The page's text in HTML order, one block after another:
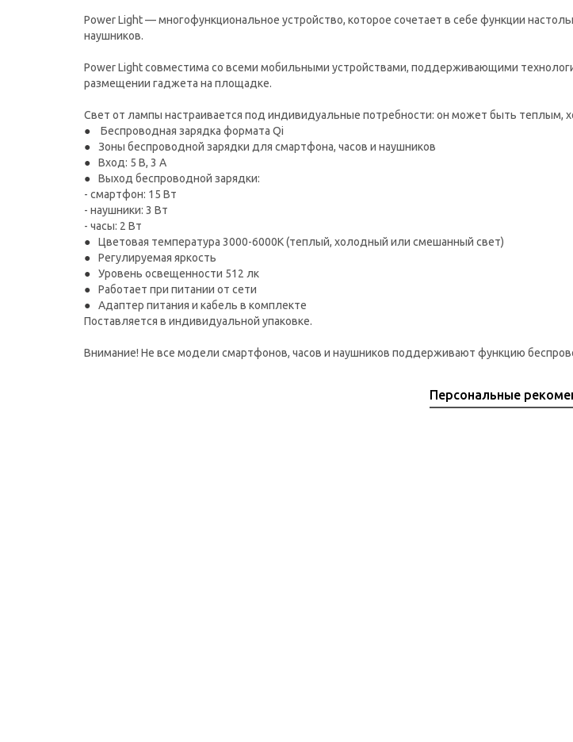
Power Light — многофункциональное устройство, которое сочетает в себе функции
наушников.
Power Light совместима со всеми мобильными устройствами, поддерживающими
размещении гаджета на площадке.
Свет от лампы настраивается под индивидуальные потребности: он может быть
Беспроводная зарядка формата Qi
Зоны беспроводной зарядки для смартфона, часов и наушников
Вход: 5 В, 3 A
Выход беспроводной зарядки:
- смартфон: 15 Вт
- наушники: 3 Вт
- часы: 2 Вт
Цветовая температура 3000-6000К (теплый, холодный или смешанный свет)
Регулируемая яркость
Уровень освещенности 512 лк
Работает при питании от сети
Адаптер питания и кабель в комплекте
Поставляется в индивидуальной упаковке.
Внимание! Не все модели смартфонов, часов и наушников поддерживают функцию
Персональные